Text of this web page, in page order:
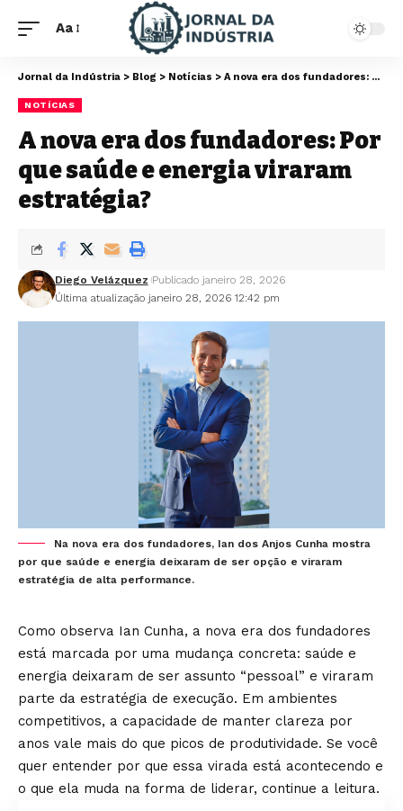
Aa
Jornal da Indústria > Blog > Notícias > A nova era dos fundadores: Por que saúde e energia viraram estratégia?
NOTÍCIAS
A nova era dos fundadores: Por
que saúde e energia viraram
estratégia?
Última atualização janeiro 28, 2026 12:42 pm
Diego Velázquez Publicado janeiro 28, 2026
Na nova era dos fundadores, Ian dos Anjos Cunha mostra
por que saúde e energia deixaram de ser opção e viraram
estratégia de alta performance.
Como observa Ian Cunha, a nova era dos fundadores
está marcada por uma mudança concreta: saúde e
energia deixaram de ser assunto “pessoal” e viraram
parte da estratégia de execução. Em ambientes
competitivos, a capacidade de manter clareza por
anos vale mais do que picos de produtividade. Se você
quer entender por que essa virada está acontecendo e
o que ela muda na forma de liderar, continue a leitura.